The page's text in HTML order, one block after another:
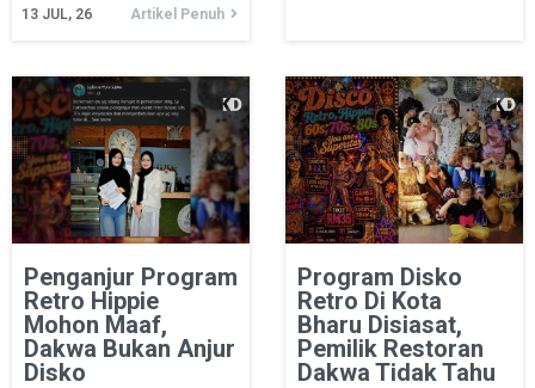
13 JUL, 26 Artikel Penuh
Penganjur Program
Retro Hippie
Mohon Maaf,
Dakwa Bukan Anjur
Disko
Program Disko
Retro Di Kota
Bharu Disiasat,
Pemilik Restoran
Dakwa Tidak Tahu